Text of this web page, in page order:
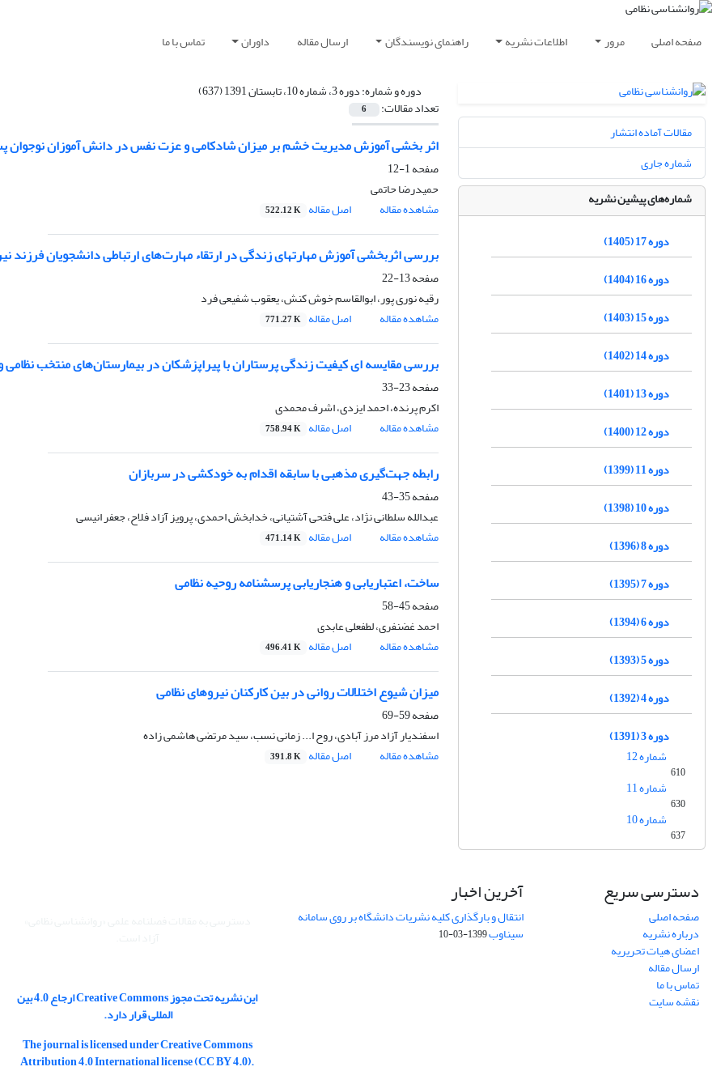
صفحه اصلی مرور اطلاعات نشریه راهنمای نویسندگان ارسال مقاله داوران تماس با ما
دوره و شماره:دوره 3، شماره 10، تابستان 1391 (637)
تعداد مقالات: 6
اثر بخشی آموزش مدیریت خشم بر میزان شادکامی و عزت نفس در دانش آموزان
صفحه1-12
حمیدرضا حاتمی
مشاهده مقاله
اصل مقاله 522.12 K
بررسی اثربخشی آموزش مهارتهای زندگی در ارتقاء مهارت‌های ارتباطی دانشجویان فرزند
صفحه13-22
رقیه نوری پور، ابوالقاسم خوش کنش، یعقوب شفیعی فرد
مشاهده مقاله
اصل مقاله 771.27 K
بررسی مقایسه ای کیفیت زندگی پرستاران با پیراپزشکان در بیمارستان‌های منتخب نظامی
صفحه23-33
اکرم پرنده، احمد ایزدی، اشرف محمدی
مشاهده مقاله
اصل مقاله 758.94 K
رابطه جهت‌گیری مذهبی با سابقه اقدام به خودکشی در سربازان
صفحه35-43
عبدالله سلطانی نژاد، علی فتحی آشتیانی، خدابخش احمدی، پرویز آزاد فلاح، جعفر انیسی
مشاهده مقاله
اصل مقاله 471.14 K
ساخت، اعتباریابی و هنجاریابی پرسشنامه روحیه نظامی
صفحه45-58
احمد غضنفری، لطفعلی عابدی
مشاهده مقاله
اصل مقاله 496.41 K
میزان شیوع اختلالات روانی در بین کارکنان نیروهای نظامی
صفحه59-69
اسفندیار آزاد مرز آبادی، روح ا... زمانی نسب، سید مرتضی هاشمی زاده
مشاهده مقاله
اصل مقاله 391.8 K
مقالات آماده انتشار
شماره جاری
شماره‌های پیشین نشریه
دوره 17 (1405)
دوره 16 (1404)
دوره 15 (1403)
دوره 14 (1402)
دوره 13 (1401)
دوره 12 (1400)
دوره 11 (1399)
دوره 10 (1398)
دوره 8 (1396)
دوره 7 (1395)
دوره 6 (1394)
دوره 5 (1393)
دوره 4 (1392)
دوره 3 (1391)
شماره 12
610
شماره 11
630
شماره 10
637
دسترسی سریع
صفحه اصلی
درباره نشریه
اعضای هیات تحریریه
ارسال مقاله
تماس با ما
نقشه سایت
آخرین اخبار
انتقال و بارگذاری کلیه نشریات دانشگاه بر روی سامانه
سیناوب1399-03-10
این نشریه تحت مجوز Creative Commons ارجاع 4.0 بین
المللی قرار دارد.
The journal is licensed under Creative Commons
Attribution 4.0 International license (CC BY 4.0).